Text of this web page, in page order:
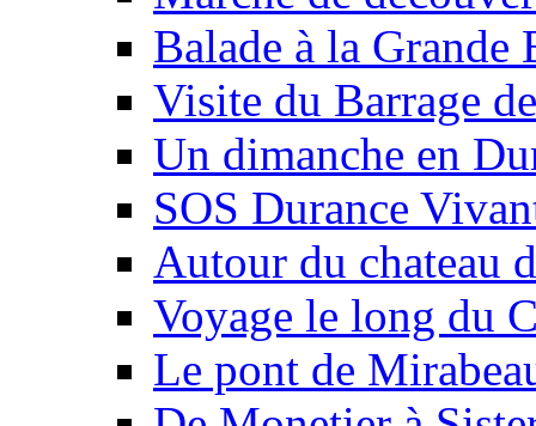
Balade à la Grande
Visite du Barrage
Un dimanche en
SOS Durance
Autour du chateau
Voyage le long du
Le pont de